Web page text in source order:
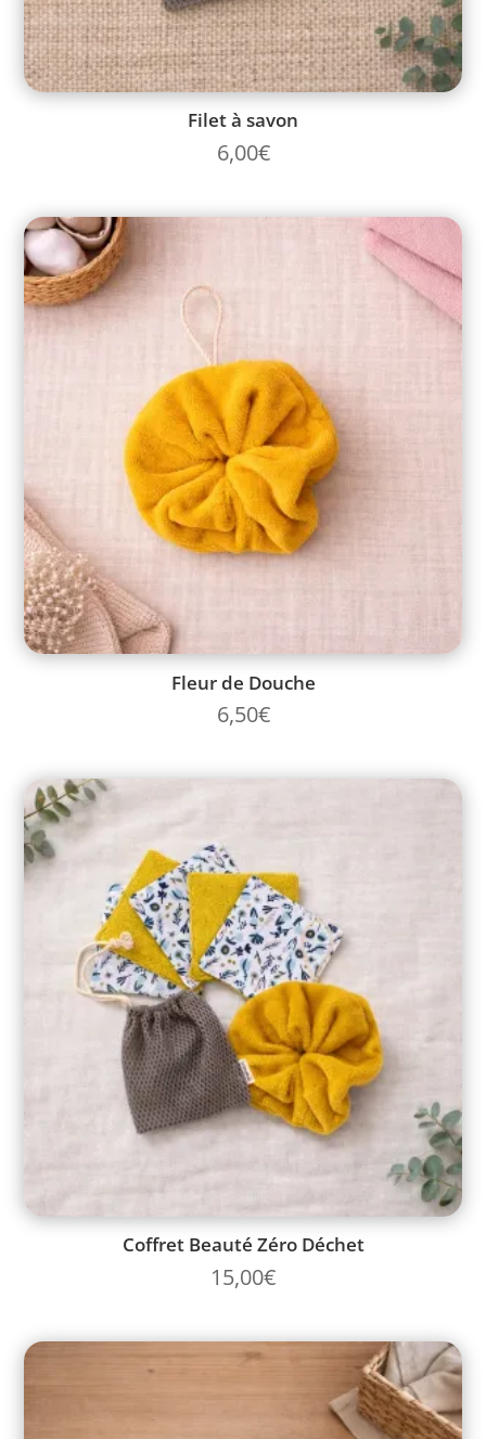
Filet à savon
6,00€
Fleur de Douche
6,50€
Coffret Beauté Zéro Déchet
15,00€